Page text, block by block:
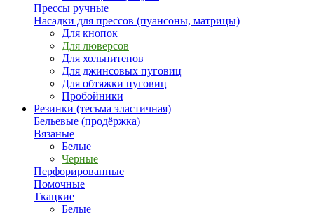
Прессы ручные
Насадки для прессов (пуансоны, матрицы)
Для кнопок
Для люверсов
Для хольнитенов
Для джинсовых пуговиц
Для обтяжки пуговиц
Пробойники
Резинки (тесьма эластичная)
Бельевые (продёржка)
Вязаные
Белые
Черные
Перфорированные
Помочные
Ткацкие
Белые